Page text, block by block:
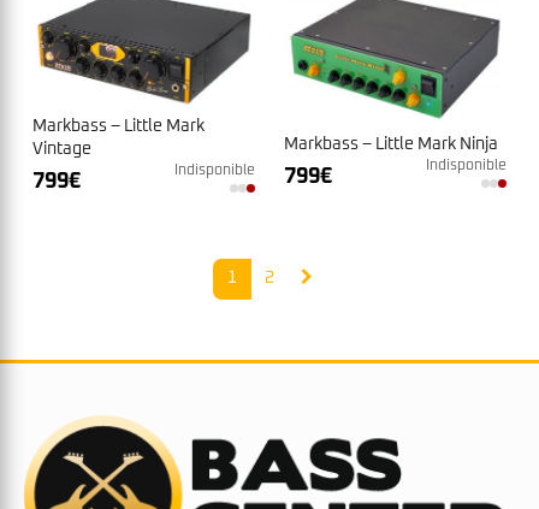
Markbass – Little Mark
Vintage
799€ Indisponible
Markbass – Little Mark Ninja
799€ Indisponible
1 2